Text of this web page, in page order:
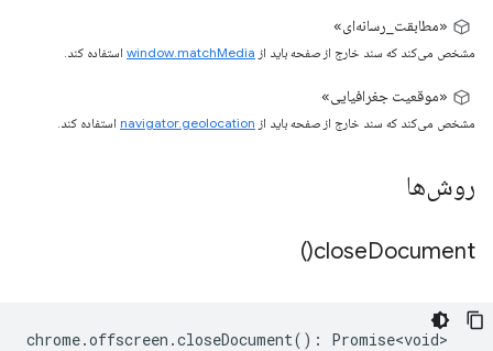
«مطابقت_رسانه‌ای»
مشخص می‌کند که سند خارج از صفحه باید از window.matchMedia استفاده کند.
«موقعیت جغرافیایی»
مشخص می‌کند که سند خارج از صفحه باید از navigator.geolocation استفاده کند.
روش‌ها
closeDocument(
)
chrome.offscreen .closeDocument() : Promise<void>